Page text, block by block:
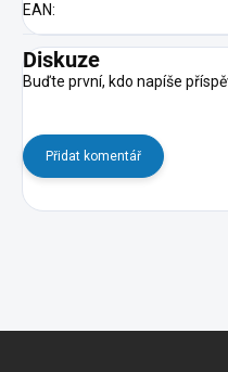
EAN:
Diskuze
Buďte první, kdo napíše
Přidat komentář